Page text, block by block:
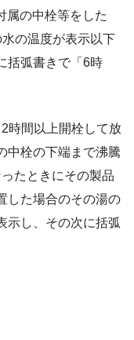
属の中栓等をした
の温度が表示以下
括弧書きで「6時
時間以上開栓して放
中栓の下端まで沸騰
たときにその製品
した場合のその湯の
示し、その次に括弧